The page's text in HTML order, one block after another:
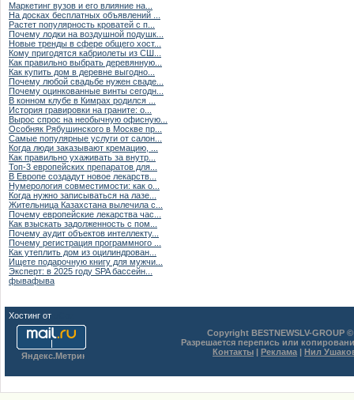
Маркетинг вузов и его влияние на...
На досках бесплатных объявлений ...
Растет популярность кроватей с п...
Почему лодки на воздушной подушк...
Новые тренды в сфере общего хост...
Кому пригодятся кабриолеты из СШ...
Как правильно выбрать деревянную...
Как купить дом в деревне выгодно...
Почему любой свадьбе нужен сваде...
Почему оцинкованные винты сегодн...
В конном клубе в Кимрах родился ...
История гравировки на граните: о...
Вырос спрос на необычную офисную...
Особняк Рябушинского в Москве пр...
Самые популярные услуги от салон...
Когда люди заказывают кремацию, ...
Как правильно ухаживать за внутр...
Топ-3 европейских препаратов для...
В Европе создадут новое лекарств...
Нумерология совместимости: как о...
Когда нужно записываться на лазе...
Жительница Казахстана вылечила с...
Почему европейские лекарства час...
Как взыскать задолженность с пом...
Почему аудит объектов интеллекту...
Почему регистрация программного ...
Как утеплить дом из оцилиндрован...
Ищете подарочную книгу для мужчи...
Эксперт: в 2025 году SPA бассейн...
фывафыва
Хостинг от
Copyright BESTNEWSLV-GROUP
Разрешается перепись или
Контакты | Реклама | Нил